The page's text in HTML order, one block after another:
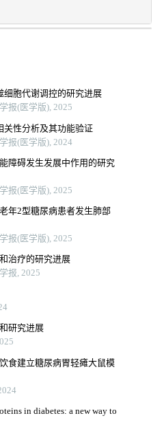
细胞代谢调控的研究进展
报(医学版), 2025
关性分析及其功能验证
报(医学版), 2024
障碍发生发展中作用的研究
报(医学版), 2025
年2型糖尿病患者发生肺部
报(医学版), 2025
治疗的研究进展
报, 2025
研究进展
食建立糖尿病胃轻瘫大鼠模
in diabetes: a new way to